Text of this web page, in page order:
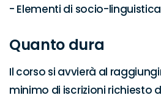
- Elementi di socio-
Quanto dura
Il corso si avvierà al
minimo di iscrizioni richiesto